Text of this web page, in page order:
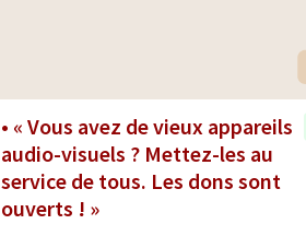
• « Vous avez de vieux appareils
audio-visuels ? Mettez-les au
service de tous. Les dons sont
ouverts ! »